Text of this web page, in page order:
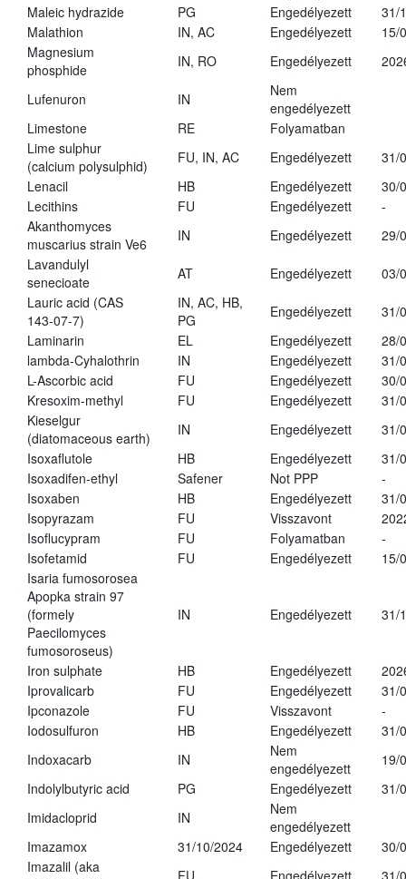
Maleic hydrazide
PG Engedélyezett
31/
Malathion
IN, AC Engedélyezett
15/
Magnesium
phosphide
IN, RO Engedélyezett
Lufenuron IN
Nem
engedélyezett
Limestone
RE
Folyamatban
Lime sulphur
(calcium polysulphid)
FU, IN, AC Engedélyezett
31/
Lenacil
HB Engedélyezett
30/
Lecithins
FU Engedélyezett
-
Akanthomyces
muscarius strain Ve6
IN Engedélyezett
29/
Lavandulyl
senecioate
AT Engedélyezett
03/
Lauric acid (CAS
143-07-7)
IN, AC, HB,
PG
Engedélyezett
31/
Laminarin
EL Engedélyezett
28/
lambda-Cyhalothrin
IN Engedélyezett
31/
L-Ascorbic acid
FU Engedélyezett
30/
Kresoxim-methyl
FU Engedélyezett
31/
Kieselgur
(diatomaceous earth)
IN Engedélyezett
31/
Isoxaflutole
HB Engedélyezett
31/
Isoxadifen-ethyl
Safener Not PPP
-
Isoxaben
HB Engedélyezett
31/
Isopyrazam
FU Visszavont
Isoflucypram
FU Folyamatban
-
Isofetamid
FU Engedélyezett
15/
Isaria fumosorosea
Apopka strain 97
(formely
Paecilomyces
fumosoroseus)
IN Engedélyezett 31/
Iron sulphate HB Engedélyezett
Iprovalicarb
FU Engedélyezett
31/
Ipconazole
FU Visszavont
-
Iodosulfuron
HB Engedélyezett
31/
Indoxacarb
IN
Nem
engedélyezett
19/
Indolylbutyric acid
PG Engedélyezett
31/
Imidacloprid
IN
Nem
engedélyezett
Imazamox
31/10/2024 Engedélyezett
30/
Imazalil (aka